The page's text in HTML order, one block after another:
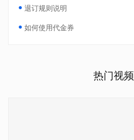
退订规则说明
如何使用代金券
热门视频